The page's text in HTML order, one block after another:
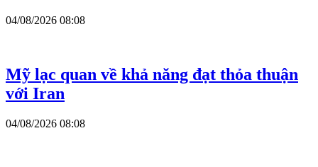
04/08/2026 08:08
Mỹ lạc quan về khả năng đạt thỏa thuận
với Iran
04/08/2026 08:08